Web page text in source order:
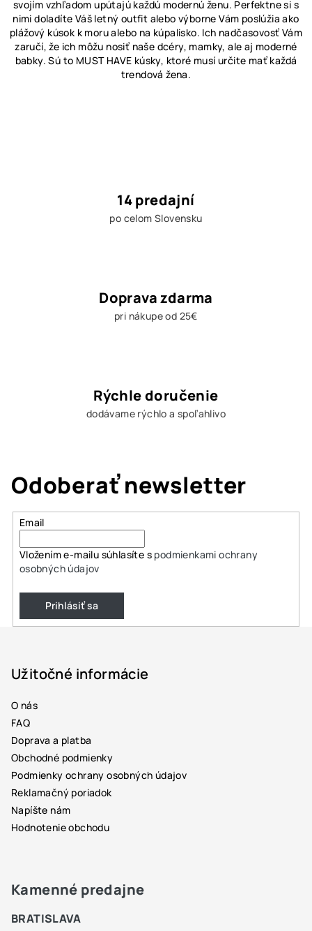
a
c
i
e
p
p
i
s
svojím vzhľadom upútajú každú modernú ženu. Perfektne si s
nimi doladíte Váš letný outfit alebo výborne Vám poslúžia ako
plážový kúsok k moru alebo na kúpalisko. Ich nadčasovosť Vám
zaručí, že ich môžu nosiť naše dcéry, mamky, ale aj moderné
babky. Sú to MUST HAVE kúsky, ktoré musí určite mať každá
trendová žena.
14 predajní
po celom Slovensku
Doprava zdarma
pri nákupe od 25€
Rýchle doručenie
dodávame rýchlo a spoľahlivo
Odoberať newsletter
Email
Vložením e-mailu súhlasíte s podmienkami ochrany
osobných údajov
Prihlásiť sa
Užitočné informácie
O nás
FAQ
Doprava a platba
Obchodné podmienky
Podmienky ochrany osobných údajov
Reklamačný poriadok
Napíšte nám
Hodnotenie obchodu
Kamenné predajne
BRATISLAVA